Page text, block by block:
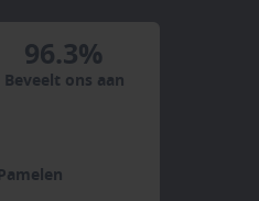
96.3%
Beveelt ons aan